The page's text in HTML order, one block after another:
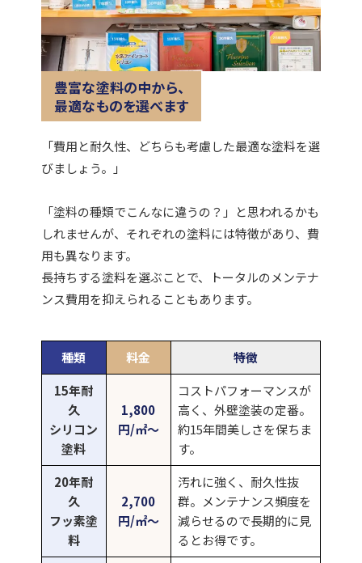
豊富な塗料の中から、
最適なものを選べます
「費用と耐久性、どちらも考慮した最適な塗料を選
びましょう。」
「塗料の種類でこんなに違うの？」と思われるかも
しれませんが、それぞれの塗料には特徴があり、費
用も異なります。
長持ちする塗料を選ぶことで、トータルのメンテナ
ンス費用を抑えられることもあります。
種類 料金
特徴
15年耐
久
シリコン
塗料
1,800
円/㎡〜
コストパフォーマンスが
高く、外壁塗装の定番。
約15年間美しさを保ちま
す。
20年耐
久
フッ素塗
料
2,700
円/㎡〜
汚れに強く、耐久性抜
群。メンテナンス頻度を
減らせるので長期的に見
るとお得です。